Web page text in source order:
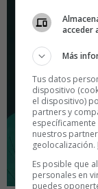
acceder
Más
Tus datos
dispositivo
el dispositivo)
partners y
nuestros
geolocalización.
Es posible que
personales en
puedes